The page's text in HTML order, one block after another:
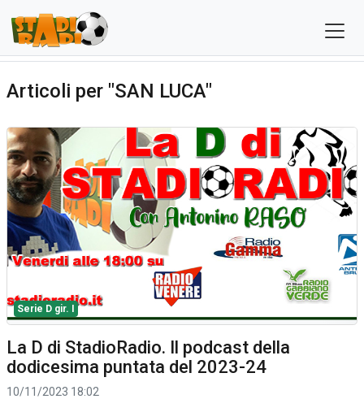
Articoli per "SAN LUCA"
Serie D gir. I
La D di StadioRadio. Il podcast della
dodicesima puntata del 2023-24
10/11/2023 18:02